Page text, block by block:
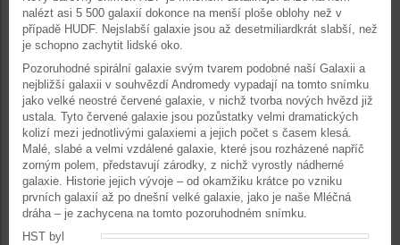
nalézt asi 5 500 galaxií dokonce na menší ploše oblohy než v
případě HUDF. Nejslabší galaxie jsou až desetmiliardkrát slabší, než
je schopno zachytit lidské oko.
Pozoruhodné spirální galaxie svým tvarem podobné naší Galaxii a
nejbližší galaxii v souhvězdí Andromedy vypadají na tomto snímku
jako velké neostré červené galaxie, v nichž tvorba nových hvězd již
ustala. Tyto červené galaxie jsou pozůstatky velmi dramatických
kolizí mezi jednotlivými galaxiemi a jejich počet s časem klesá.
Malé, slabé a velmi vzdálené galaxie, které jsou rozházené napříč
zorným polem, představují zárodky, z nichž vyrostly nádherné
galaxie. Historie jejich vývoje – od okamžiku krátce po vzniku
prvních galaxií až po dnešní velké galaxie, jako je naše Mléčná
dráha – je zachycena na tomto pozoruhodném snímku.
HST byl